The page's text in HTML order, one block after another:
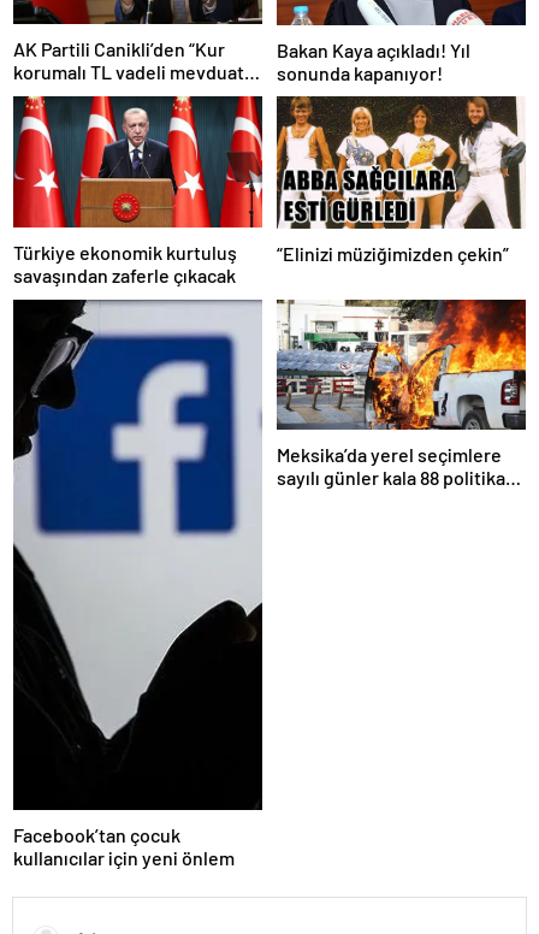
AK Partili Canikli’den “Kur
korumalı TL vadeli mevduat
sistemi” açıklaması!
Bakan Kaya açıkladı! Yıl
sonunda kapanıyor!
Türkiye ekonomik kurtuluş
savaşından zaferle çıkacak
“Elinizi müziğimizden çekin”
Facebook’tan çocuk
kullanıcılar için yeni önlem
Meksika’da yerel seçimlere
sayılı günler kala 88 politikacı